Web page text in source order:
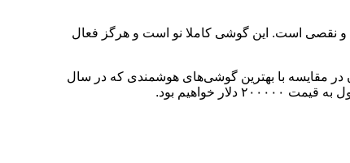
هستیم که تقریبا بدون هیچ عیب و نقصی است. این گوشی کاملا نو است و هرگز فعال
این آیفون در مقایسه با بهترین گوشی‌های هوشمندی که در سال